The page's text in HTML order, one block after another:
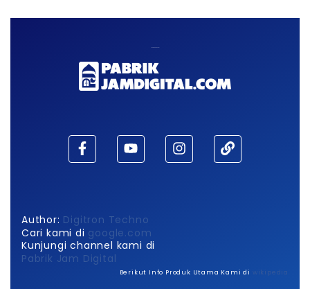
Author: Digitron Techno
Cari kami di google.com
Kunjungi channel kami di
Pabrik Jam Digital
Berikut Info Produk Utama Kami di wikipedia